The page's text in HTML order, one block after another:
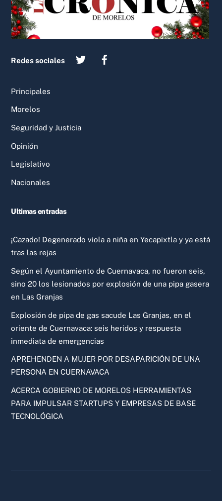
Redes sociales
Principales
Morelos
Seguridad y Justicia
Opinión
Legislativo
Nacionales
Ultimas entradas
¡Cazado! Degenerado viola a niña en Yecapixtla y ya está
tras las rejas
Según el Ayuntamiento de Cuernavaca, no fueron seis,
sino 20 los lesionados por explosión de una pipa gasera
en Las Granjas
Explosión de pipa de gas sacude Las Granjas, en el
oriente de Cuernavaca: seis heridos y respuesta
inmediata de emergencias
APREHENDEN A MUJER POR DESAPARICIÓN DE UNA
PERSONA EN CUERNAVACA
ACERCA GOBIERNO DE MORELOS HERRAMIENTAS
PARA IMPULSAR STARTUPS Y EMPRESAS DE BASE
TECNOLÓGICA